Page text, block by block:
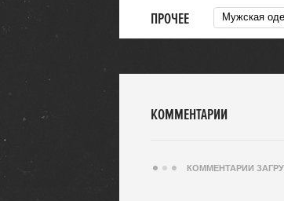
ПРОЧЕЕ Мужская
КОММЕНТАРИИ
КОММЕНТАРИИ